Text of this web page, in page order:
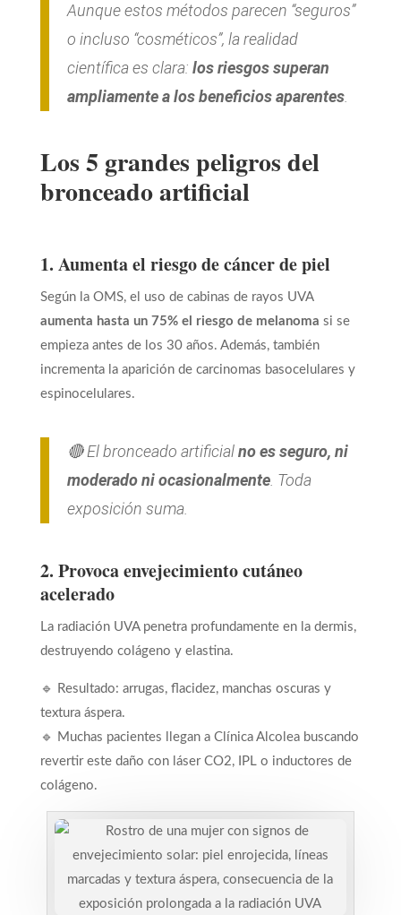
Aunque estos métodos parecen “seguros”
o incluso “cosméticos”, la realidad
científica es clara: los riesgos superan
ampliamente a los beneficios aparentes.
Los 5 grandes peligros del
bronceado artificial
1. Aumenta el riesgo de cáncer de piel
Según la OMS, el uso de cabinas de rayos UVA
aumenta hasta un 75% el riesgo de melanoma si se
empieza antes de los 30 años. Además, también
incrementa la aparición de carcinomas basocelulares y
espinocelulares.
🔴 El bronceado artificialno es seguro, ni
moderado ni ocasionalmente. Toda
exposición suma.
2. Provoca envejecimiento cutáneo
acelerado
La radiación UVA penetra profundamente en la dermis,
destruyendo colágeno y elastina.
🔹 Resultado: arrugas, flacidez, manchas oscuras y
textura áspera.
🔹 Muchas pacientes llegan a Clínica Alcolea buscando
revertir este daño con láser CO2, IPL o inductores de
colágeno.